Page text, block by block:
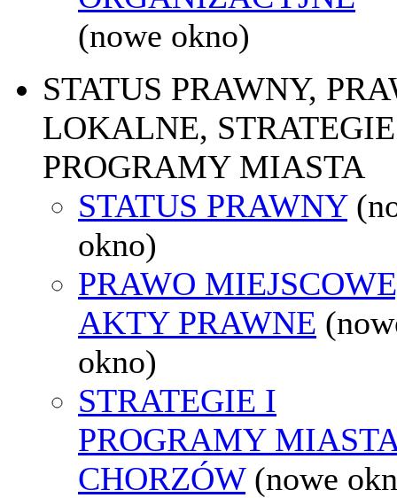
(nowe okno)
STATUS PRAWNY,
LOKALNE,
PROGRAMY MIASTA
STATUS PRAWNY
okno)
PRAWO
AKTY PRAWNE
okno)
STRATEGIE I
PROGRAMY
CHORZÓW (nowe